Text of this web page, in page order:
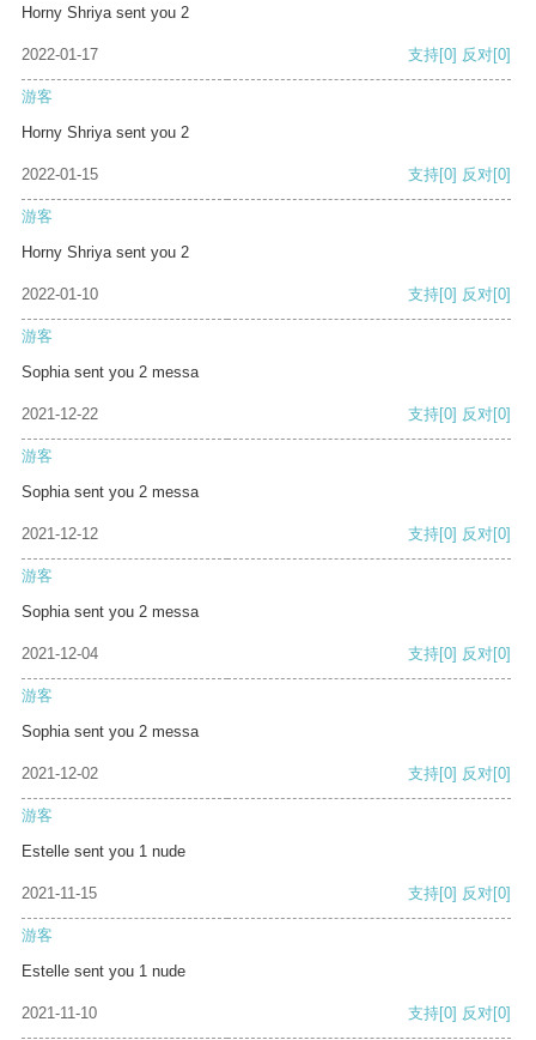
Horny Shriya sent you 2
2022-01-17 支持[0] 反对[0]
游客
Horny Shriya sent you 2
2022-01-15 支持[0] 反对[0]
游客
Horny Shriya sent you 2
2022-01-10 支持[0] 反对[0]
游客
Sophia sent you 2 messa
2021-12-22 支持[0] 反对[0]
游客
Sophia sent you 2 messa
2021-12-12 支持[0] 反对[0]
游客
Sophia sent you 2 messa
2021-12-04 支持[0] 反对[0]
游客
Sophia sent you 2 messa
2021-12-02 支持[0] 反对[0]
游客
Estelle sent you 1 nude
2021-11-15 支持[0] 反对[0]
游客
Estelle sent you 1 nude
2021-11-10 支持[0] 反对[0]